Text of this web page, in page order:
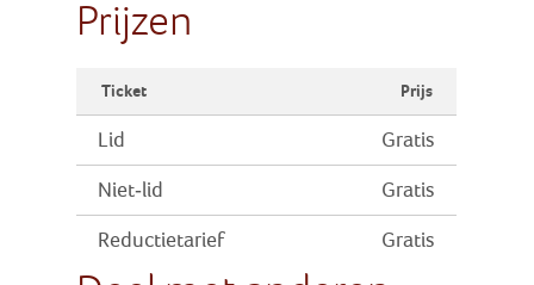
Prijzen
Ticket Prijs
Lid Gratis
Niet-lid Gratis
Reductietarief Gratis